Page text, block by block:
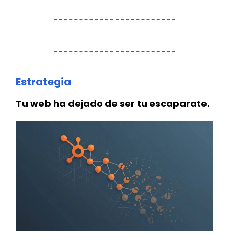
Estrategia
Tu web ha dejado de ser tu escaparate.